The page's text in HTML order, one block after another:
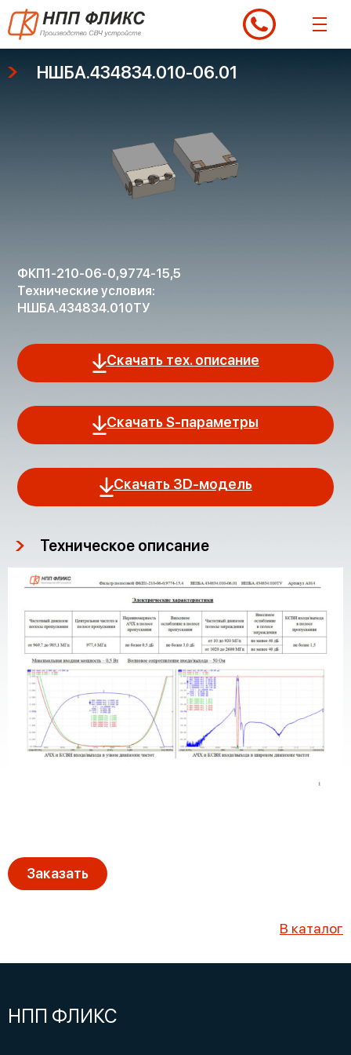
Перейти
содержимому
НШБА.434834.010-06.01
ФКП1-210-06-0,9774-15,5
Технические условия:
НШБА.434834.010ТУ
Скачать тех. описание
Скачать S-параметры
Скачать 3D-модель
Техническое описание
Заказать
В каталог
НПП ФЛИКС